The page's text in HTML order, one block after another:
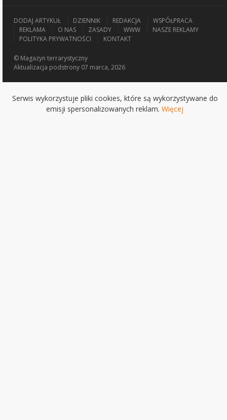
DODAJ ARTYKUŁ DZIENNIK REDAKCJA
WSPÓŁPRACA
REKLAMA
O NAS ZASADY WWW
NASZE REKLAMY
POLITYKA PRYWATNOŚCI
KONTAKT
© Magazyn terrarystyczny
Aktualizacja podstrony 07 marca, 2026
Serwis wykorzystuje pliki cookies, które są wykorzystywane do
emisji spersonalizowanych reklam. Więcej